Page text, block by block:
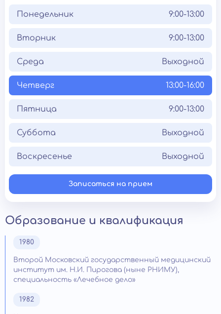
Понедельник 9:00-13:00
Вторник 9:00-13:00
Среда Выходной
Четверг 13:00-16:00
Пятница 9:00-13:00
Суббота Выходной
Воскресенье Выходной
Записаться на прием
Образование и квалификация
1980
Второй Московский государственный медицинский
институт им. Н.И. Пирогова (ныне РНИМУ),
специальность «Лечебное дело»
1982